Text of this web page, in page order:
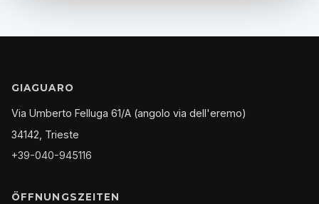
GIAGUARO
Via Umberto Felluga 61/A (angolo via dell'eremo)
34142, Trieste
+39-040-945116
ÖFFNUNGSZEITEN